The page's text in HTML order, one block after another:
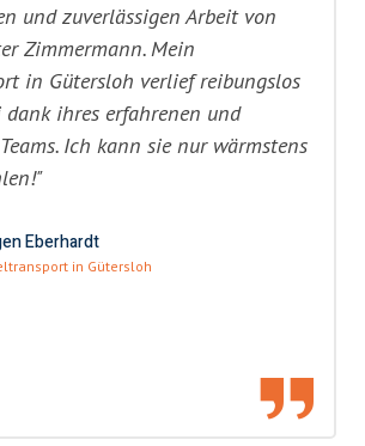
und zuverlässigen Arbeit von
Zimmermann. Mein
in Gütersloh verlief reibungslos
dank ihres erfahrenen und
Ich kann sie nur wärmstens
Eberhardt
in Gütersloh